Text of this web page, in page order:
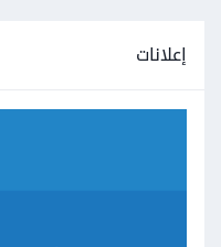
إعلانات